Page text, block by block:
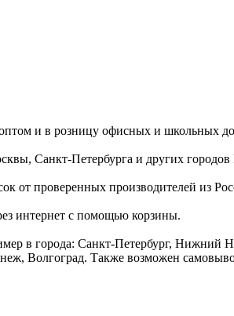
и в розницу офисных и школьных
Санкт-Петербурга и других
от проверенных производителей из
интернет с помощью корзины.
в города: Санкт-Петербург, Нижний
Волгоград. Также возможен